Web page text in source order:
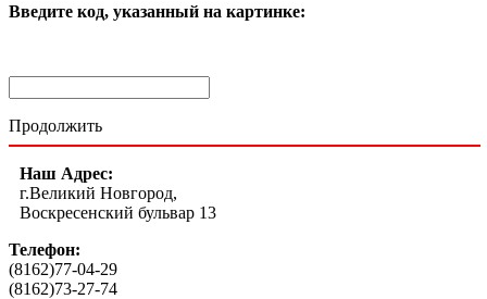
Введите код, указанный на картинке:
Продолжить
Наш Адрес:
г.Великий Новгород,
Воскресенский бульвар 13
Телефон:
(8162)77-04-29
(8162)73-27-74